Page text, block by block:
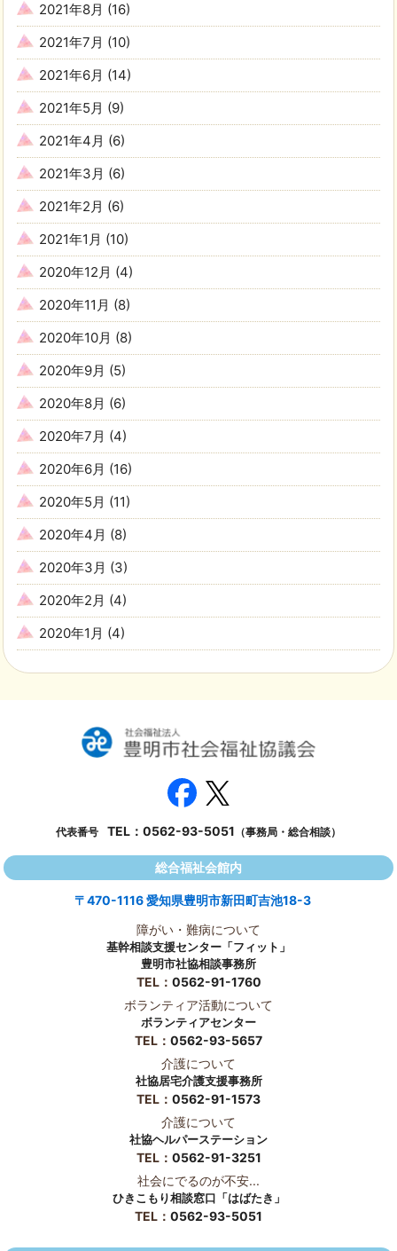
2021年8月 (16)
2021年7月 (10)
2021年6月 (14)
2021年5月 (9)
2021年4月 (6)
2021年3月 (6)
2021年2月 (6)
2021年1月 (10)
2020年12月 (4)
2020年11月 (8)
2020年10月 (8)
2020年9月 (5)
2020年8月 (6)
2020年7月 (4)
2020年6月 (16)
2020年5月 (11)
2020年4月 (8)
2020年3月 (3)
2020年2月 (4)
2020年1月 (4)
代表番号 TEL： 0562-93-5051 （事務局・総合相談）
総合福祉会館内
〒470-1116 愛知県豊明市新田町吉池18-3
障がい・難病について
基幹相談支援センター「フィット」
豊明市社協相談事務所
TEL： 0562-91-1760
ボランティア活動について
ボランティアセンター
TEL： 0562-93-5657
介護について
社協居宅介護支援事務所
TEL： 0562-91-1573
介護について
社協ヘルパーステーション
TEL： 0562-91-3251
社会にでるのが不安...
ひきこもり相談窓口「はばたき」
TEL： 0562-93-5051